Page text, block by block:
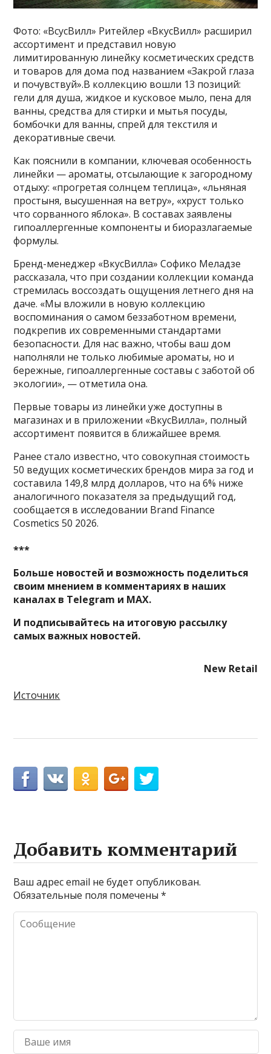
Фото: «ВсусВилл» Ритейлер «ВкусВилл» расширил
ассортимент и представил новую
лимитированную линейку косметических средств
и товаров для дома под названием «Закрой глаза
и почувствуй».В коллекцию вошли 13 позиций:
гели для душа, жидкое и кусковое мыло, пена для
ванны, средства для стирки и мытья посуды,
бомбочки для ванны, спрей для текстиля и
декоративные свечи.
Как пояснили в компании, ключевая особенность
линейки — ароматы, отсылающие к загородному
отдыху: «прогретая солнцем теплица», «льняная
простыня, высушенная на ветру», «хруст только
что сорванного яблока». В составах заявлены
гипоаллергенные компоненты и биоразлагаемые
формулы.
Бренд-менеджер «ВкусВилла» Софико Меладзе
рассказала, что при создании коллекции команда
стремилась воссоздать ощущения летнего дня на
даче. «Мы вложили в новую коллекцию
воспоминания о самом беззаботном времени,
подкрепив их современными стандартами
безопасности. Для нас важно, чтобы ваш дом
наполняли не только любимые ароматы, но и
бережные, гипоаллергенные составы с заботой об
экологии», — отметила она.
Первые товары из линейки уже доступны в
магазинах и в приложении «ВкусВилла», полный
ассортимент появится в ближайшее время.
Ранее стало известно, что совокупная стоимость
50 ведущих косметических брендов мира за год и
составила 149,8 млрд долларов, что на 6% ниже
аналогичного показателя за предыдущий год,
сообщается в исследовании Brand Finance
Cosmetics 50 2026.
***
Больше новостей и возможность поделиться
своим мнением в комментариях в наших
каналах в Telegram и MAX.
И подписывайтесь на итоговую рассылку
самых важных новостей.
New Retail
Источник
Добавить комментарий
Ваш адрес email не будет опубликован.
Обязательные поля помечены*